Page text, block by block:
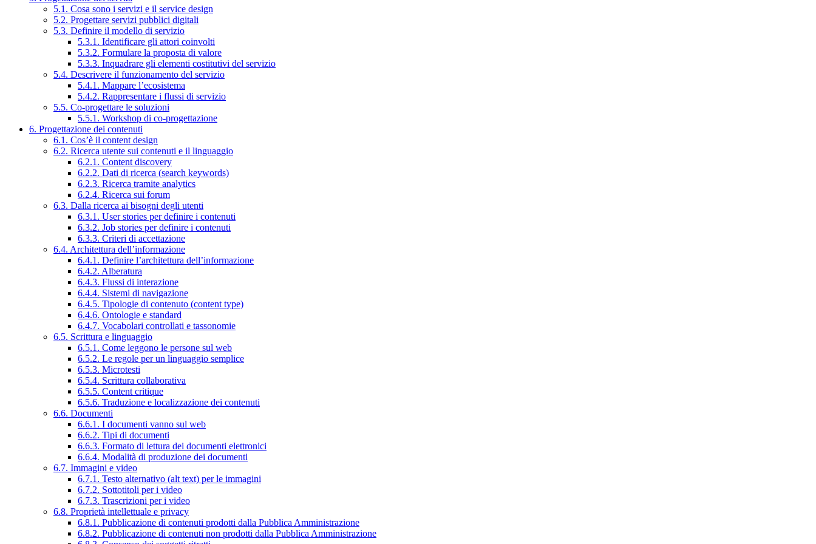
5.1. Cosa sono i servizi e il service design
5.2. Progettare servizi pubblici digitali
5.3. Definire il modello di servizio
5.3.1. Identificare gli attori coinvolti
5.3.2. Formulare la proposta di valore
5.3.3. Inquadrare gli elementi costitutivi del servizio
5.4. Descrivere il funzionamento del servizio
5.4.1. Mappare l’ecosistema
5.4.2. Rappresentare i flussi di servizio
5.5. Co-progettare le soluzioni
5.5.1. Workshop di co-progettazione
6. Progettazione dei contenuti
6.1. Cos’è il content design
6.2. Ricerca utente sui contenuti e il linguaggio
6.2.1. Content discovery
6.2.2. Dati di ricerca (search keywords)
6.2.3. Ricerca tramite analytics
6.2.4. Ricerca sui forum
6.3. Dalla ricerca ai bisogni degli utenti
6.3.1. User stories per definire i contenuti
6.3.2. Job stories per definire i contenuti
6.3.3. Criteri di accettazione
6.4. Architettura dell’informazione
6.4.1. Definire l’architettura dell’informazione
6.4.2. Alberatura
6.4.3. Flussi di interazione
6.4.4. Sistemi di navigazione
6.4.5. Tipologie di contenuto (content type)
6.4.6. Ontologie e standard
6.4.7. Vocabolari controllati e tassonomie
6.5. Scrittura e linguaggio
6.5.1. Come leggono le persone sul web
6.5.2. Le regole per un linguaggio semplice
6.5.3. Microtesti
6.5.4. Scrittura collaborativa
6.5.5. Content critique
6.5.6. Traduzione e localizzazione dei contenuti
6.6. Documenti
6.6.1. I documenti vanno sul web
6.6.2. Tipi di documenti
6.6.3. Formato di lettura dei documenti elettronici
6.6.4. Modalità di produzione dei documenti
6.7. Immagini e video
6.7.1. Testo alternativo (alt text) per le immagini
6.7.2. Sottotitoli per i video
6.7.3. Trascrizioni per i video
6.8. Proprietà intellettuale e privacy
6.8.1. Pubblicazione di contenuti prodotti dalla Pubblica Amministrazione
6.8.2. Pubblicazione di contenuti non prodotti dalla Pubblica Amministrazione